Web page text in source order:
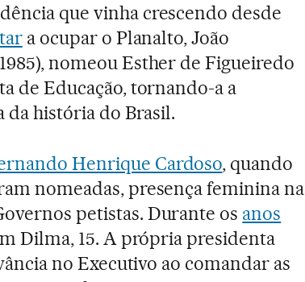
que vinha crescendo desde
a ocupar o Planalto, João
nomeou Esther de Figueiredo
de Educação, tornando-a a
história do Brasil.
Henrique Cardoso, quando
nomeadas, presença feminina na
petistas. Durante os anos
Dilma, 15. A própria presidenta
no Executivo ao comandar as